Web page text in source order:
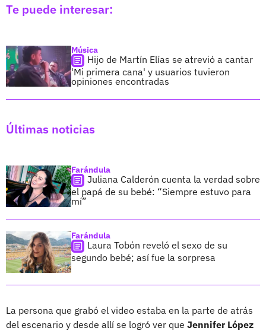
Te puede interesar:
Música
Hijo de Martín Elías se atrevió a cantar
'Mi primera cana' y usuarios tuvieron
opiniones encontradas
Últimas noticias
Farándula
Juliana Calderón cuenta la verdad sobre
el papá de su bebé: “Siempre estuvo para
mí”
Farándula
Laura Tobón reveló el sexo de su
segundo bebé; así fue la sorpresa
La persona que grabó el video estaba en la parte de atrás
del escenario y desde allí se logró ver que Jennifer López